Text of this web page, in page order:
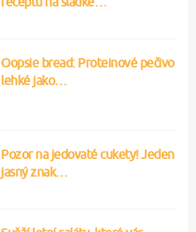
Oopsie bread: Proteinové pečivo
lehké jako…
Pozor na jedovaté cukety! Jeden
jasný znak…